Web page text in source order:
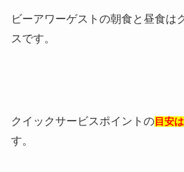
ビーアワーゲストの朝食と昼食は
スです。
クイックサービスポイントの目安
す。